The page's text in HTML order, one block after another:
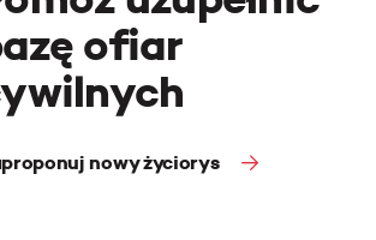
ofiar
nowy życiorys